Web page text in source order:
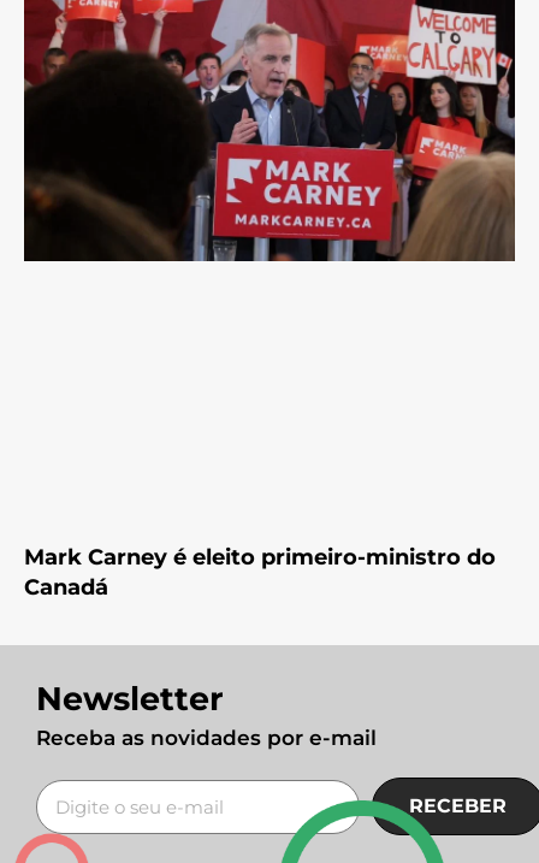
Mark Carney é eleito primeiro-ministro do
Canadá
Newsletter
Receba as novidades por e-mail
RECEBER